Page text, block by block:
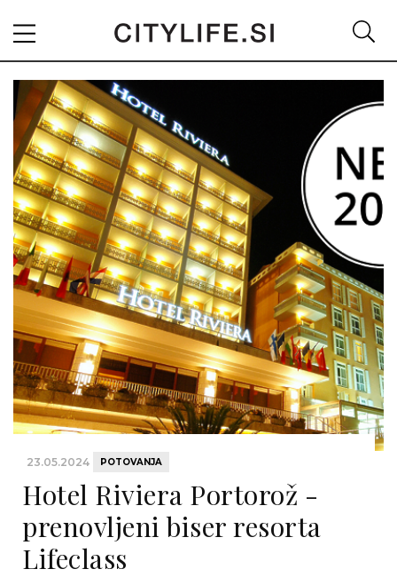
23.05.2024 POTOVANJA
Hotel Riviera Portorož -
prenovljeni biser resorta
Lifeclass